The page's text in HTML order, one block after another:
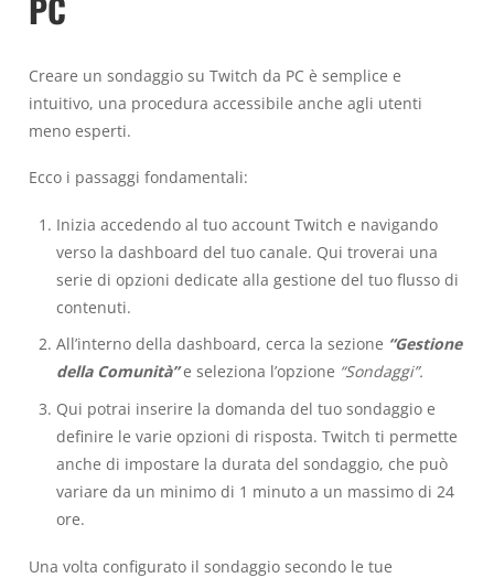
Creare un sondaggio su Twitch da PC è semplice e
intuitivo, una procedura accessibile anche agli utenti
meno esperti.
Ecco i passaggi fondamentali:
Inizia accedendo al tuo account Twitch e navigando
verso la dashboard del tuo canale. Qui troverai una
serie di opzioni dedicate alla gestione del tuo flusso di
contenuti.
All’interno della dashboard, cerca la sezione “Gestione
della Comunità”e seleziona l’opzione “Sondaggi”.
Qui potrai inserire la domanda del tuo sondaggio e
definire le varie opzioni di risposta. Twitch ti permette
anche di impostare la durata del sondaggio, che può
variare da un minimo di 1 minuto a un massimo di 24
ore.
Una volta configurato il sondaggio secondo le tue